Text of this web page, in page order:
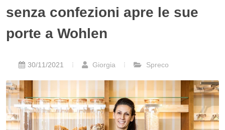
senza confezioni apre le sue
porte a Wohlen
30/11/2021 Giorgia Spreco